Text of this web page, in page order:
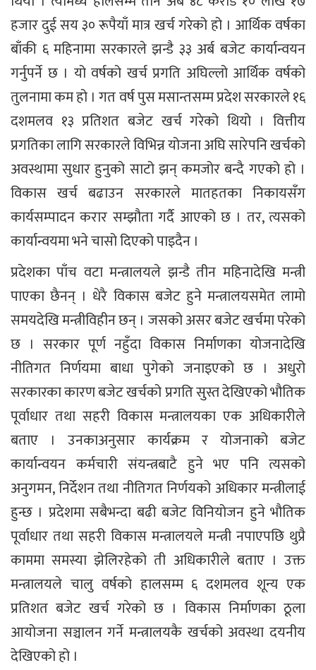
हजार दुई सय ३० रूपैयाँ मात्र खर्च गरेको हो । आर्थिक वर्षका
बाँकी ६ महिनामा सरकारले झन्डै ३३ अर्ब बजेट कार्यान्वयन
गर्नुपर्ने छ । यो वर्षको खर्च प्रगति अघिल्लो आर्थिक वर्षको
तुलनामा कम हो । गत वर्ष पुस मसान्तसम्म प्रदेश सरकारले १६
दशमलव १३ प्रतिशत बजेट खर्च गरेको थियो । वित्तीय
प्रगतिका लागि सरकारले विभिन्न योजना अघि सारेपनि खर्चको
अवस्थामा सुधार हुनुको साटो झन् कमजोर बन्दै गएको हो ।
विकास खर्च बढाउन सरकारले मातहतका निकायसँग
कार्यसम्पादन करार सम्झौता गर्दै आएको छ । तर, त्यसको
कार्यान्वयमा भने चासो दिएको पाइदैन ।
प्रदेशका पाँच वटा मन्त्रालयले झन्डै तीन महिनादेखि मन्त्री
पाएका छैनन् । धेरै विकास बजेट हुने मन्त्रालयसमेत लामो
समयदेखि मन्त्रीविहीन छन् । जसको असर बजेट खर्चमा परेको
छ । सरकार पूर्ण नहुँदा विकास निर्माणका योजनादेखि
नीतिगत निर्णयमा बाधा पुगेको जनाइएको छ । अधुरो
सरकारका कारण बजेट खर्चको प्रगति सुस्त देखिएको भौतिक
पूर्वाधार तथा सहरी विकास मन्त्रालयका एक अधिकारीले
बताए । उनकाअनुसार कार्यक्रम र योजनाको बजेट
कार्यान्वयन कर्मचारी संयन्त्रबाटै हुने भए पनि त्यसको
अनुगमन, निर्देशन तथा नीतिगत निर्णयको अधिकार मन्त्रीलाई
हुन्छ । प्रदेशमा सबैभन्दा बढी बजेट विनियोजन हुने भौतिक
पूर्वाधार तथा सहरी विकास मन्त्रालयले मन्त्री नपाएपछि थुप्रै
काममा समस्या झेलिरहेको ती अधिकारीले बताए । उक्त
मन्त्रालयले चालु वर्षको हालसम्म ६ दशमलव शून्य एक
प्रतिशत बजेट खर्च गरेको छ । विकास निर्माणका ठूला
आयोजना सञ्चालन गर्ने मन्त्रालयकै खर्चको अवस्था दयनीय
देखिएको हो ।